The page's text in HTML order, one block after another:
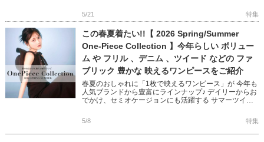
入れるのにぴったり […]
5/21 特集
この春夏着たい!!【 2026 Spring/Summer
One-Piece Collection 】今年らしい ボリュー
ム や フリル 、デニム 、ツイード などの ファ
ブリック 豊かな 映えるワンピースをご紹介
春夏のおしゃれに「1枚で映えるワンピース」が 今年も
人気ブランドから豊富にラインナップ♪ デイリーからお
でかけ、セミオケージョンにも活躍する サマーツイー
ョルやアメスリに […]
5/8 特集